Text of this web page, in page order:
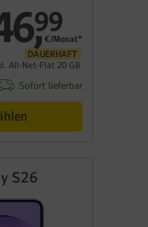
,
99
€/Monat*
DAUERHAFT
All-Net-Flat 20 GB
Sofort lieferbar
S26